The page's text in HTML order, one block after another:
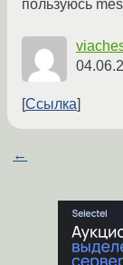
пользуюсь
Ссылка
←